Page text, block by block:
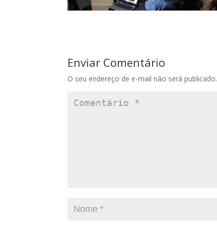
Enviar Comentário
O seu endereço de e-mail não será publicado.